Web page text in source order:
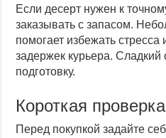
Если десерт нужен к
заказывать с запасом.
помогает избежать стресса
задержек курьера.
подготовку.
Короткая проверка
Перед покупкой задайте